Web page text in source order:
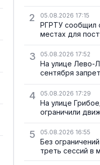
2 05.08.2026 17:15
РГРТУ сообщил
местах для
3 05.08.2026 17:52
На улице Лево-
сентября
4 05.08.2026 17:29
На улице
ограничили
5 05.08.2026 16:55
Без
треть сессий в